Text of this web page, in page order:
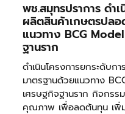
พช.สมุทรปราการ ดำ
ผลิตสินค้าเกษตรปล
แนวทาง BCG
ฐานราก
ดำเนินโครงการยกระดับ
มาตรฐานด้วยแนวทาง
เศรษฐกิจฐานราก กิจกร
คุณภาพ เพื่อลดต้นทุน เ